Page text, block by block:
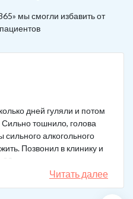
мы смогли избавить от
дней гуляли и потом
Сильно тошнило, голова
алкогольного
Позвонил в клинику и
минут приехал
капельницу. Сразу
Читать далее